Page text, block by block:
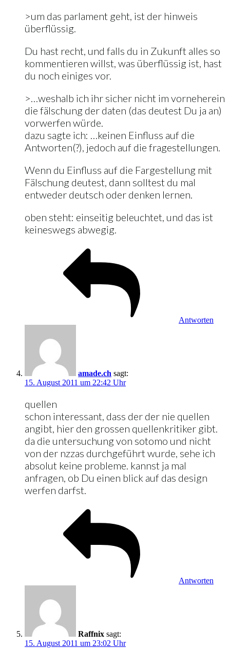
>um das parlament geht, ist der hinweis
überflüssig.
Du hast recht, und falls du in Zukunft alles so
kommentieren willst, was überflüssig ist, hast
du noch einiges vor.
>…weshalb ich ihr sicher nicht im vorneherein
die fälschung der daten (das deutest Du ja an)
vorwerfen würde.
dazu sagte ich: …keinen Einfluss auf die
Antworten(?), jedoch auf die fragestellungen.
Wenn du Einfluss auf die Fargestellung mit
Fälschung deutest, dann solltest du mal
entweder deutsch oder denken lernen.
oben steht: einseitig beleuchtet, und das ist
keineswegs abwegig.
Antworten
amade.ch sagt:
15. August 2011 um 22:42 Uhr
quellen
schon interessant, dass der der nie quellen
angibt, hier den grossen quellenkritiker gibt.
da die untersuchung von sotomo und nicht
von der nzzas durchgeführt wurde, sehe ich
absolut keine probleme. kannst ja mal
anfragen, ob Du einen blick auf das design
werfen darfst.
Antworten
Raffnix sagt:
15. August 2011 um 23:02 Uhr